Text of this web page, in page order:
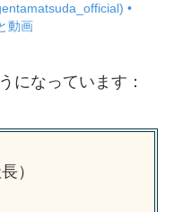
•
動画
になっています：
）